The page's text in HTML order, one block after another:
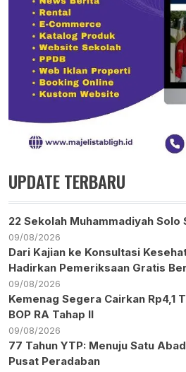
UPDATE TERBARU
22 Sekolah Muhammadiyah
09/08/2026
Dari Kajian ke Konsultasi
Hadirkan Pemeriksaan Gratis
09/08/2026
Kemenag Segera Cairkan Rp4,1
BOP RA Tahap II
09/08/2026
77 Tahun YTP: Menuju Satu
Pusat Peradaban